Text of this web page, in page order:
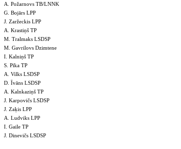
A. Požarnovs TB/LNNK
G. Bojārs LPP
J. Zaržeckis LPP
A. Krastiņš TP
M. Tralmaks LSDSP
M. Gavrilovs Dzimtene
I. Kalniņš TP
S. Pīka TP
A. Vilks LSDSP
D. Īvāns LSDSP
A. Kalnkaziņš TP
J. Karpovičs LSDSP
J. Zaķis LPP
A. Ludviks LPP
I. Gaile TP
J. Dinevičs LSDSP